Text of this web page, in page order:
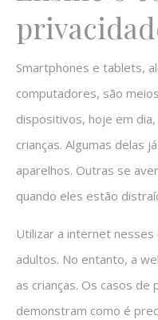
Smartphones e tablets,
computadores, são
dispositivos, hoje em
crianças. Algumas delas
aparelhos. Outras se
quando eles estão
Utilizar a internet
adultos. No entanto, a
as crianças. Os casos
demonstram como é